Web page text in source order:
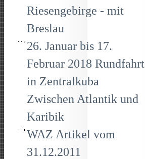
Riesengebirge - mit
Breslau
26. Januar bis 17.
Februar 2018 Rundfahrt
in Zentralkuba
Zwischen Atlantik und
Karibik
WAZ Artikel vom
31.12.2011